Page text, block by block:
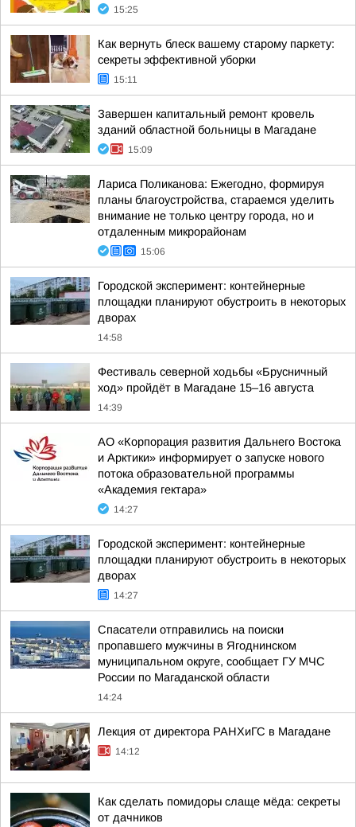
15:25
Как вернуть блеск вашему старому паркету:
секреты эффективной уборки
15:11
Завершен капитальный ремонт кровель
зданий областной больницы в Магадане
15:09
Лариса Поликанова: Ежегодно, формируя
планы благоустройства, стараемся уделить
внимание не только центру города, но и
отдаленным микрорайонам
15:06
Городской эксперимент: контейнерные
площадки планируют обустроить в некоторых
дворах
14:58
Фестиваль северной ходьбы «Брусничный
ход» пройдёт в Магадане 15–16 августа
14:39
АО «Корпорация развития Дальнего Востока
и Арктики» информирует о запуске нового
потока образовательной программы
«Академия гектара»
14:27
Городской эксперимент: контейнерные
площадки планируют обустроить в некоторых
дворах
14:27
Спасатели отправились на поиски
пропавшего мужчины в Ягоднинском
муниципальном округе, сообщает ГУ МЧС
России по Магаданской области
14:24
Лекция от директора РАНХиГС в Магадане
14:12
Как сделать помидоры слаще мёда: секреты
от дачников